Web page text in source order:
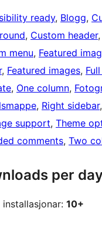
ready, Blogg,
, Custom header
menu, Featured
, Featured images,
, One column,
, Right sidebar,
support, Theme
comments, Two
per day
10+